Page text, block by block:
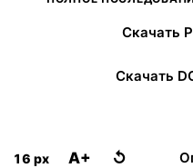
Скачать
Скачать
16 px A+ ↺